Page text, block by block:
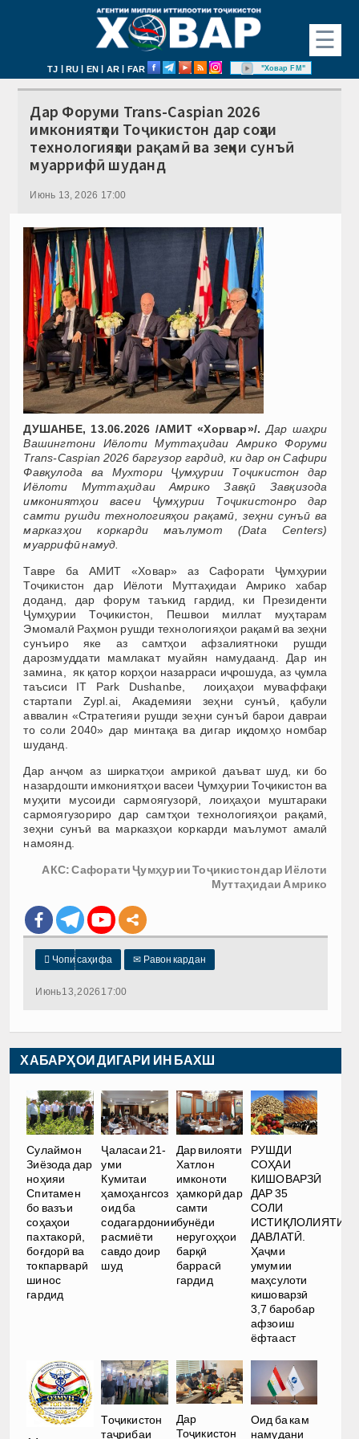
☰
TJ | RU | EN | AR | FAR "Ховар FM"
Дар Форуми Trans-Caspian 2026
имкониятҳои Тоҷикистон дар соҳаи
технологияҳои рақамӣ ва зеҳни сунъӣ
муаррифӣ шуданд
Июнь 13, 2026 17:00
ДУШАНБЕ, 13.06.2026 /АМИТ «Хорвар»/. Дар шаҳри
Вашингтони Иёлоти Муттаҳидаи Амрико Форуми
Trans-Caspian 2026 баргузор гардид, ки дар он Сафири
Фавқулода ва Мухтори Ҷумҳурии Тоҷикистон дар
Иёлоти Муттаҳидаи Амрико Завқӣ Завқизода
имкониятҳои васеи Ҷумҳурии Тоҷикистонро дар
самти рушди технологияҳои рақамӣ, зеҳни сунъӣ ва
марказҳои коркарди маълумот (Data Centers)
муаррифӣ намуд.
Тавре ба АМИТ «Ховар» аз Сафорати Ҷумҳурии
Тоҷикистон дар Иёлоти Муттаҳидаи Амрико хабар
доданд, дар форум таъкид гардид, ки Президенти
Ҷумҳурии Тоҷикистон, Пешвои миллат муҳтарам
Эмомалӣ Раҳмон рушди технологияҳои рақамӣ ва зеҳни
сунъиро яке аз самтҳои афзалиятноки рушди
дарозмуддати мамлакат муайян намудаанд. Дар ин
замина, як қатор корҳои назарраси иҷрошуда, аз ҷумла
таъсиси IT Park Dushanbe, лоиҳаҳои муваффақи
стартапи Zypl.ai, Академияи зеҳни сунъӣ, қабули
аввалин «Стратегияи рушди зеҳни сунъӣ барои давраи
то соли 2040» дар минтақа ва дигар иқдомҳо номбар
шуданд.
Дар анҷом аз ширкатҳои амрикоӣ даъват шуд, ки бо
назардошти имкониятҳои васеи Ҷумҳурии Тоҷикистон ва
муҳити мусоиди сармоягузорӣ, лоиҳаҳои муштараки
сармоягузориро дар самтҳои технологияҳои рақамӣ,
зеҳни сунъӣ ва марказҳои коркарди маълумот амалӣ
намоянд.
АКС: Сафорати Ҷумҳурии Тоҷикистон дар Иёлоти
Муттаҳидаи Амрико
 Чопи саҳифа ✉ Равон кардан
Июнь 13, 2026 17:00
ХАБАРҲОИ ДИГАРИ ИН БАХШ
Сулаймон
Зиёзода дар
ноҳияи
Спитамен
бо вазъи
соҳаҳои
пахтакорӣ,
боғдорӣ ва
токпарварӣ
шинос
гардид
Ҷаласаи 21-
уми
Кумитаи
ҳамоҳангсоз
оид ба
содагардонии
расмиёти
савдо доир
шуд
Дар вилояти
Хатлон
имконоти
ҳамкорӣ дар
самти
бунёди
неругоҳҳои
барқӣ
баррасӣ
гардид
РУШДИ
СОҲАИ
КИШОВАРЗӢ
ДАР 35
СОЛИ
ИСТИҚЛОЛИЯТИ
ДАВЛАТӢ.
Ҳаҷми
умумии
маҳсулоти
кишоварзӣ
3,7 баробар
афзоиш
ёфтааст
Тоҷикистон
таҷрибаи
Дар
Тоҷикистон
Оид ба кам
намудани